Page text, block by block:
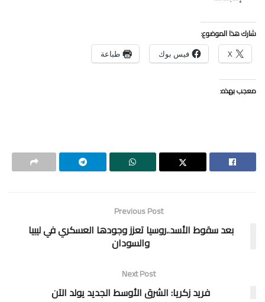
شارك هذا الموضوع:
X فيس بوك طباعة
معجب بهذه:
Previous Post
بعد سقوط الأسد..روسيا تعزز وجودها العسكري في ليبيا
والسودان
Next Post
فريد زكريا: الشرق الأوسط الجديد يولد الآن